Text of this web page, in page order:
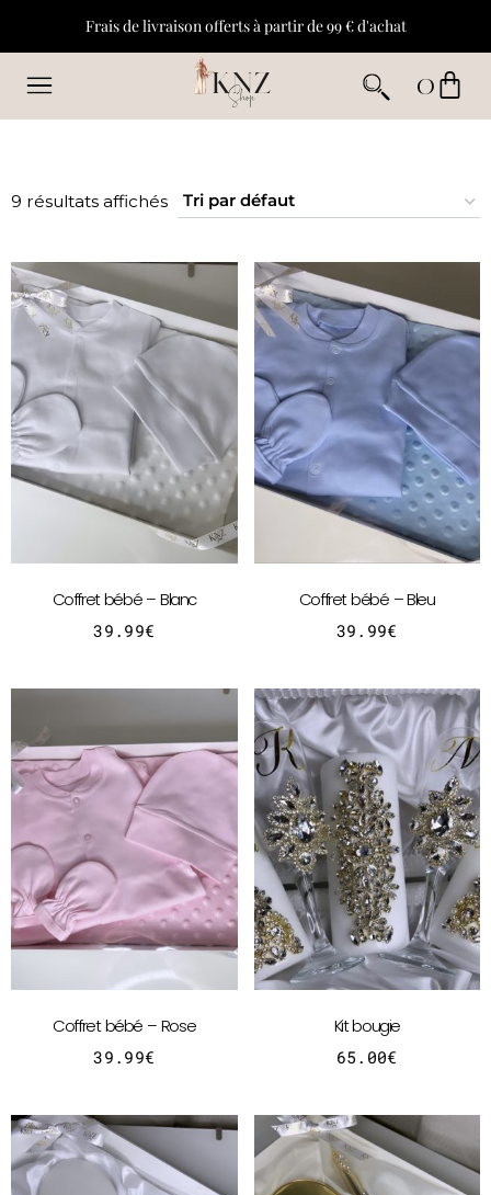
Frais de livraison offerts à partir de 99 € d'achat
0
9 résultats affichés
Coffret bébé – Blanc
39.99€
Coffret bébé – Bleu
39.99€
Coffret bébé – Rose
39.99€
Kit bougie
65.00€